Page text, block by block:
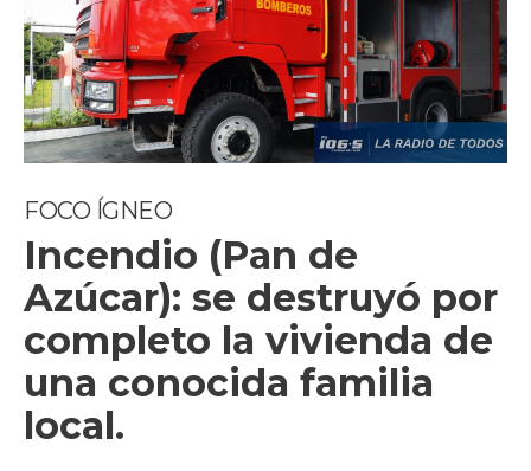
FOCO ÍGNEO
Incendio (Pan de
Azúcar): se destruyó por
completo la vivienda de
una conocida familia
local.